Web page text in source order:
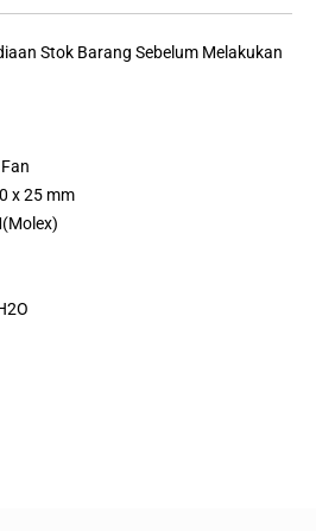
Stok Barang Sebelum Melakukan
x 25 mm